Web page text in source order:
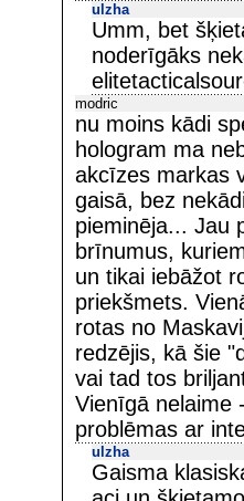
ulzha
Umm, bet
noderīgāks
modric
nu moins kādi
hologram ma
akcīzes markas
gaisā, bez
pieminēja... Jau
brīnumus,
un tikai iebāžot
priekšmets.
rotas no
redzējis, kā šie
vai tad tos
Vienīgā nelaime
problēmas ar
ulzha
Gaisma